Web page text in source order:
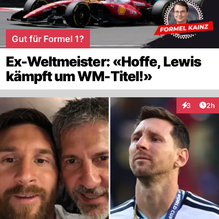
Gut für Formel 1?
Ex-Weltmeister: «Hoffe, Lewis
kämpft um WM-Titel!»
3 2h